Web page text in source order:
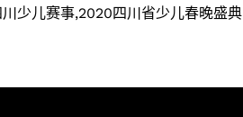
川少儿赛事,2020四川省少儿春晚盛典